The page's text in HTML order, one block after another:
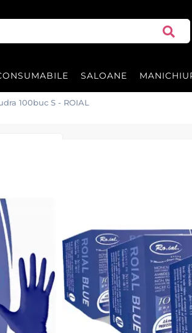
SALOANE
100buc S - ROIAL
Manusi
22 recenzii|
Cod produs: ERO134S
În stoc